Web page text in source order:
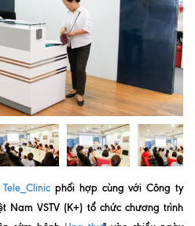
trình khám BHYT
sơ năng lực phòng khám
TỨC
y tế
nói về chúng tôi
phối hợp cùng với Công ty
Nam VSTV (K+) tổ chức chương trình